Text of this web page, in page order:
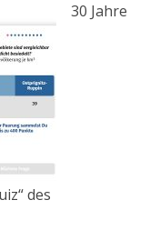
des
30 Jahre